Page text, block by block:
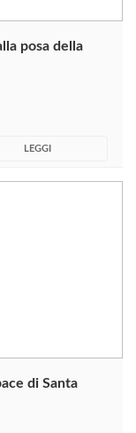
posa della
LEGGI
di Santa